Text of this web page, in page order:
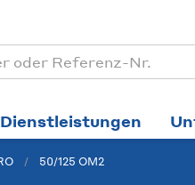
Dienstleistungen
50/125 OM2